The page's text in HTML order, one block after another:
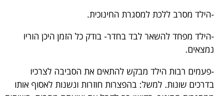
-הילד מסרב ללכת למסגרת החינוכית.
-הילד מפחד להשאר לבד בחדר- בודק כל הזמן היכן הוריו
נמצאים.
-פעמים רבות הילד מבקש להתאים את הסביבה לצרכיו
בדרכים שונות. למשל: בהפצרות חוזרות ונשנות לאסוף אותו